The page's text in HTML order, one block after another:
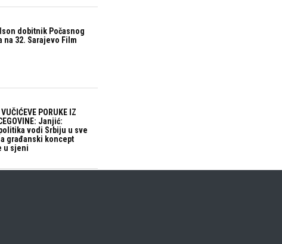
dobitnik Počasnog
na 32. Sarajevo Film
PORUKE IZ
Janjić:
vodi Srbiju u sve
građanski koncept
u sjeni